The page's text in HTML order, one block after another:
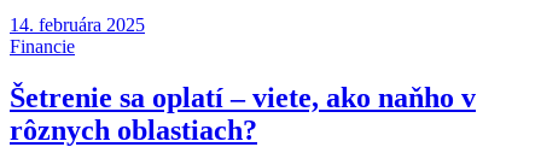
14. februára 2025
Financie
Šetrenie sa oplatí – viete, ako naňho v
rôznych oblastiach?